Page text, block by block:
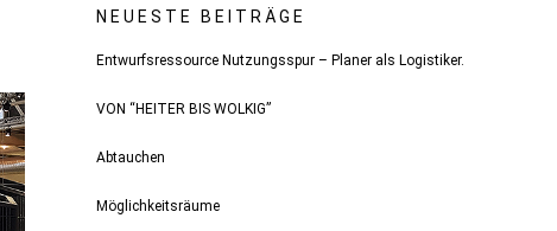
NEUESTE BEITRÄGE
Entwurfsressource Nutzungsspur – Planer als Logistiker.
VON “HEITER BIS WOLKIG”
Abtauchen
Möglichkeitsräume